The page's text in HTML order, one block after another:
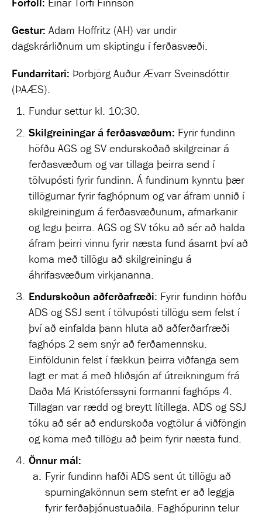
Gestur: Adam Hoffritz (AH) var undir
dagskrárliðnum um skiptingu í ferðasvæði.
Fundarritari: Þorbjörg Auður Ævarr Sveinsdóttir
(ÞAÆS).
Fundur settur kl. 10:30.
Skilgreiningar á ferðasvæðum: Fyrir fundinn
höfðu AGS og SV endurskoðað skilgreinar á
ferðasvæðum og var tillaga þeirra send í
tölvupósti fyrir fundinn. Á fundinum kynntu þær
tillögurnar fyrir faghópnum og var áfram unnið í
skilgreiningum á ferðasvæðunum, afmarkanir
og legu þeirra. AGS og SV tóku að sér að halda
áfram þeirri vinnu fyrir næsta fund ásamt því að
koma með tillögu að skilgreiningu á
áhrifasvæðum virkjananna.
Endurskoðun aðferðafræði: Fyrir fundinn höfðu
ADS og SSJ sent í tölvupósti tillögu sem felst í
því að einfalda þann hluta að aðferðarfræði
faghóps 2 sem snýr að ferðamennsku.
Einföldunin felst í fækkun þeirra viðfanga sem
lagt er mat á með hliðsjón af útreikningum frá
Daða Má Kristóferssyni formanni faghóps 4.
Tillagan var rædd og breytt lítillega. ADS og SSJ
tóku að sér að endurskoða vogtölur á viðföngin
og koma með tillögu að þeim fyrir næsta fund.
Önnur mál:
Fyrir fundinn hafði ADS sent út tillögu að
spurningakönnun sem stefnt er að leggja
fyrir ferðaþjónustuaðila. Faghópurinn telur